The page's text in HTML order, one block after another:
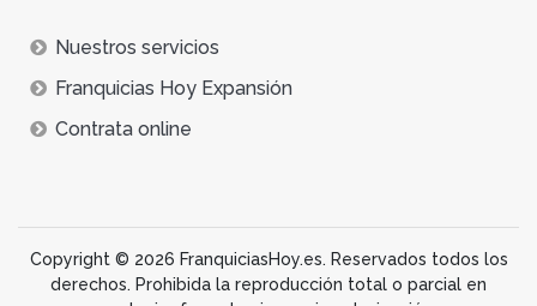
Nuestros servicios
Franquicias Hoy Expansión
Contrata online
Copyright © 2026 FranquiciasHoy.es. Reservados todos los
derechos. Prohibida la reproducción total o parcial en